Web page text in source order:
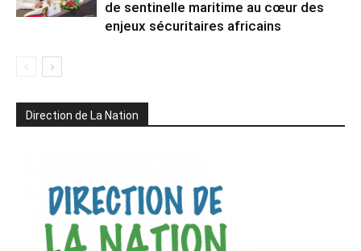
de sentinelle maritime au cœur des
enjeux sécuritaires africains
Direction de La Nation